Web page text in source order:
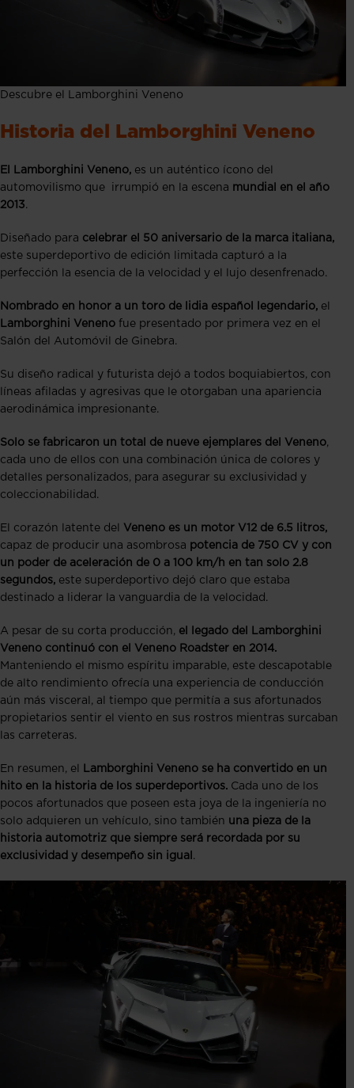
Descubre el Lamborghini Veneno
Historia del Lamborghini Veneno
El Lamborghini Veneno, es un auténtico ícono del
automovilismo que irrumpió en la escena mundial en el año
2013.
Diseñado para celebrar el 50 aniversario de la marca italiana,
este superdeportivo de edición limitada capturó a la
perfección la esencia de la velocidad y el lujo desenfrenado.
Nombrado en honor a un toro de lidia español legendario, el
Lamborghini Veneno fue presentado por primera vez en el
Salón del Automóvil de Ginebra.
Su diseño radical y futurista dejó a todos boquiabiertos, con
líneas afiladas y agresivas que le otorgaban una apariencia
aerodinámica impresionante.
Solo se fabricaron un total de nueve ejemplares del Veneno,
cada uno de ellos con una combinación única de colores y
detalles personalizados, para asegurar su exclusividad y
coleccionabilidad.
El corazón latente del Veneno es un motor V12 de 6.5 litros,
capaz de producir una asombrosa potencia de 750 CV y con
un poder de aceleración de 0 a 100 km/h en tan solo 2.8
segundos, este superdeportivo dejó claro que estaba
destinado a liderar la vanguardia de la velocidad.
A pesar de su corta producción, el legado del Lamborghini
Veneno continuó con el Veneno Roadster en 2014.
Manteniendo el mismo espíritu imparable, este descapotable
de alto rendimiento ofrecía una experiencia de conducción
aún más visceral, al tiempo que permitía a sus afortunados
propietarios sentir el viento en sus rostros mientras surcaban
las carreteras.
En resumen, el
Lamborghini Veneno se ha convertido en un
hito en la historia de los superdeportivos. Cada uno de los
pocos afortunados que poseen esta joya de la ingeniería no
solo adquieren un vehículo, sino también una pieza de la
historia automotriz que siempre será recordada por su
exclusividad y desempeño sin igual .